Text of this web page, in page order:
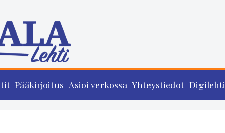
Pääkirjoitus Asioi verkossa Yhteystiedot Digilehti